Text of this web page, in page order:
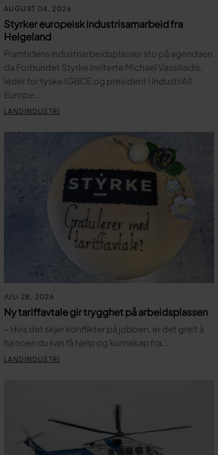
AUGUST 04, 2026
Styrker europeisk industrisamarbeid fra
Helgeland
Framtidens industriarbeidsplasser sto på agendaen
da Forbundet Styrke inviterte Michael Vassiliadis,
leder for tyske IGBCE og president i IndustriAll
Europe,…
LANDINDUSTRI
JULI 28, 2026
Ny tariffavtale gir trygghet på arbeidsplassen
– Hvis det skjer konflikter på jobben, er det greit å
ha noen du kan få hjelp og kunnskap fra,…
LANDINDUSTRI